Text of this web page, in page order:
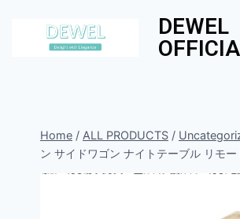
DEWEL
Home / ALL PRODUCTS /
ン サイドワゴン ナイトテーブル リモ